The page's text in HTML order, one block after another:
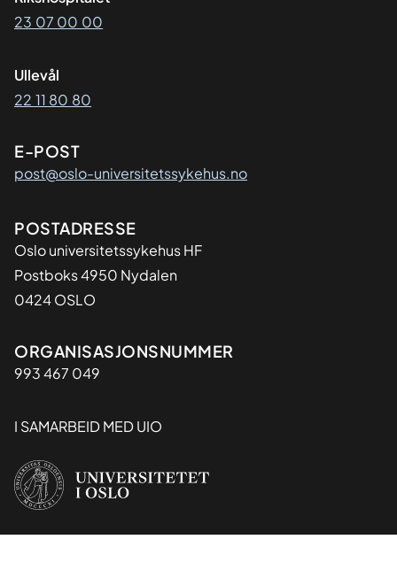
23 07 00 00
Ullevål
22 11 80 80
E-POST
post@oslo-universitetssykehus.no
Adresse
POSTADRESSE
Oslo universitetssykehus HF
Postboks 4950 Nydalen
0424 OSLO
Organisasjon
ORGANISASJONSNUMMER
993 467 049
I SAMARBEID MED UIO